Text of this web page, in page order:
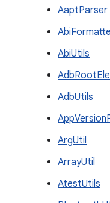
AaptParser
AbiUtils
AdbUtils
ArgUtil
ArrayUtil
AtestUtils